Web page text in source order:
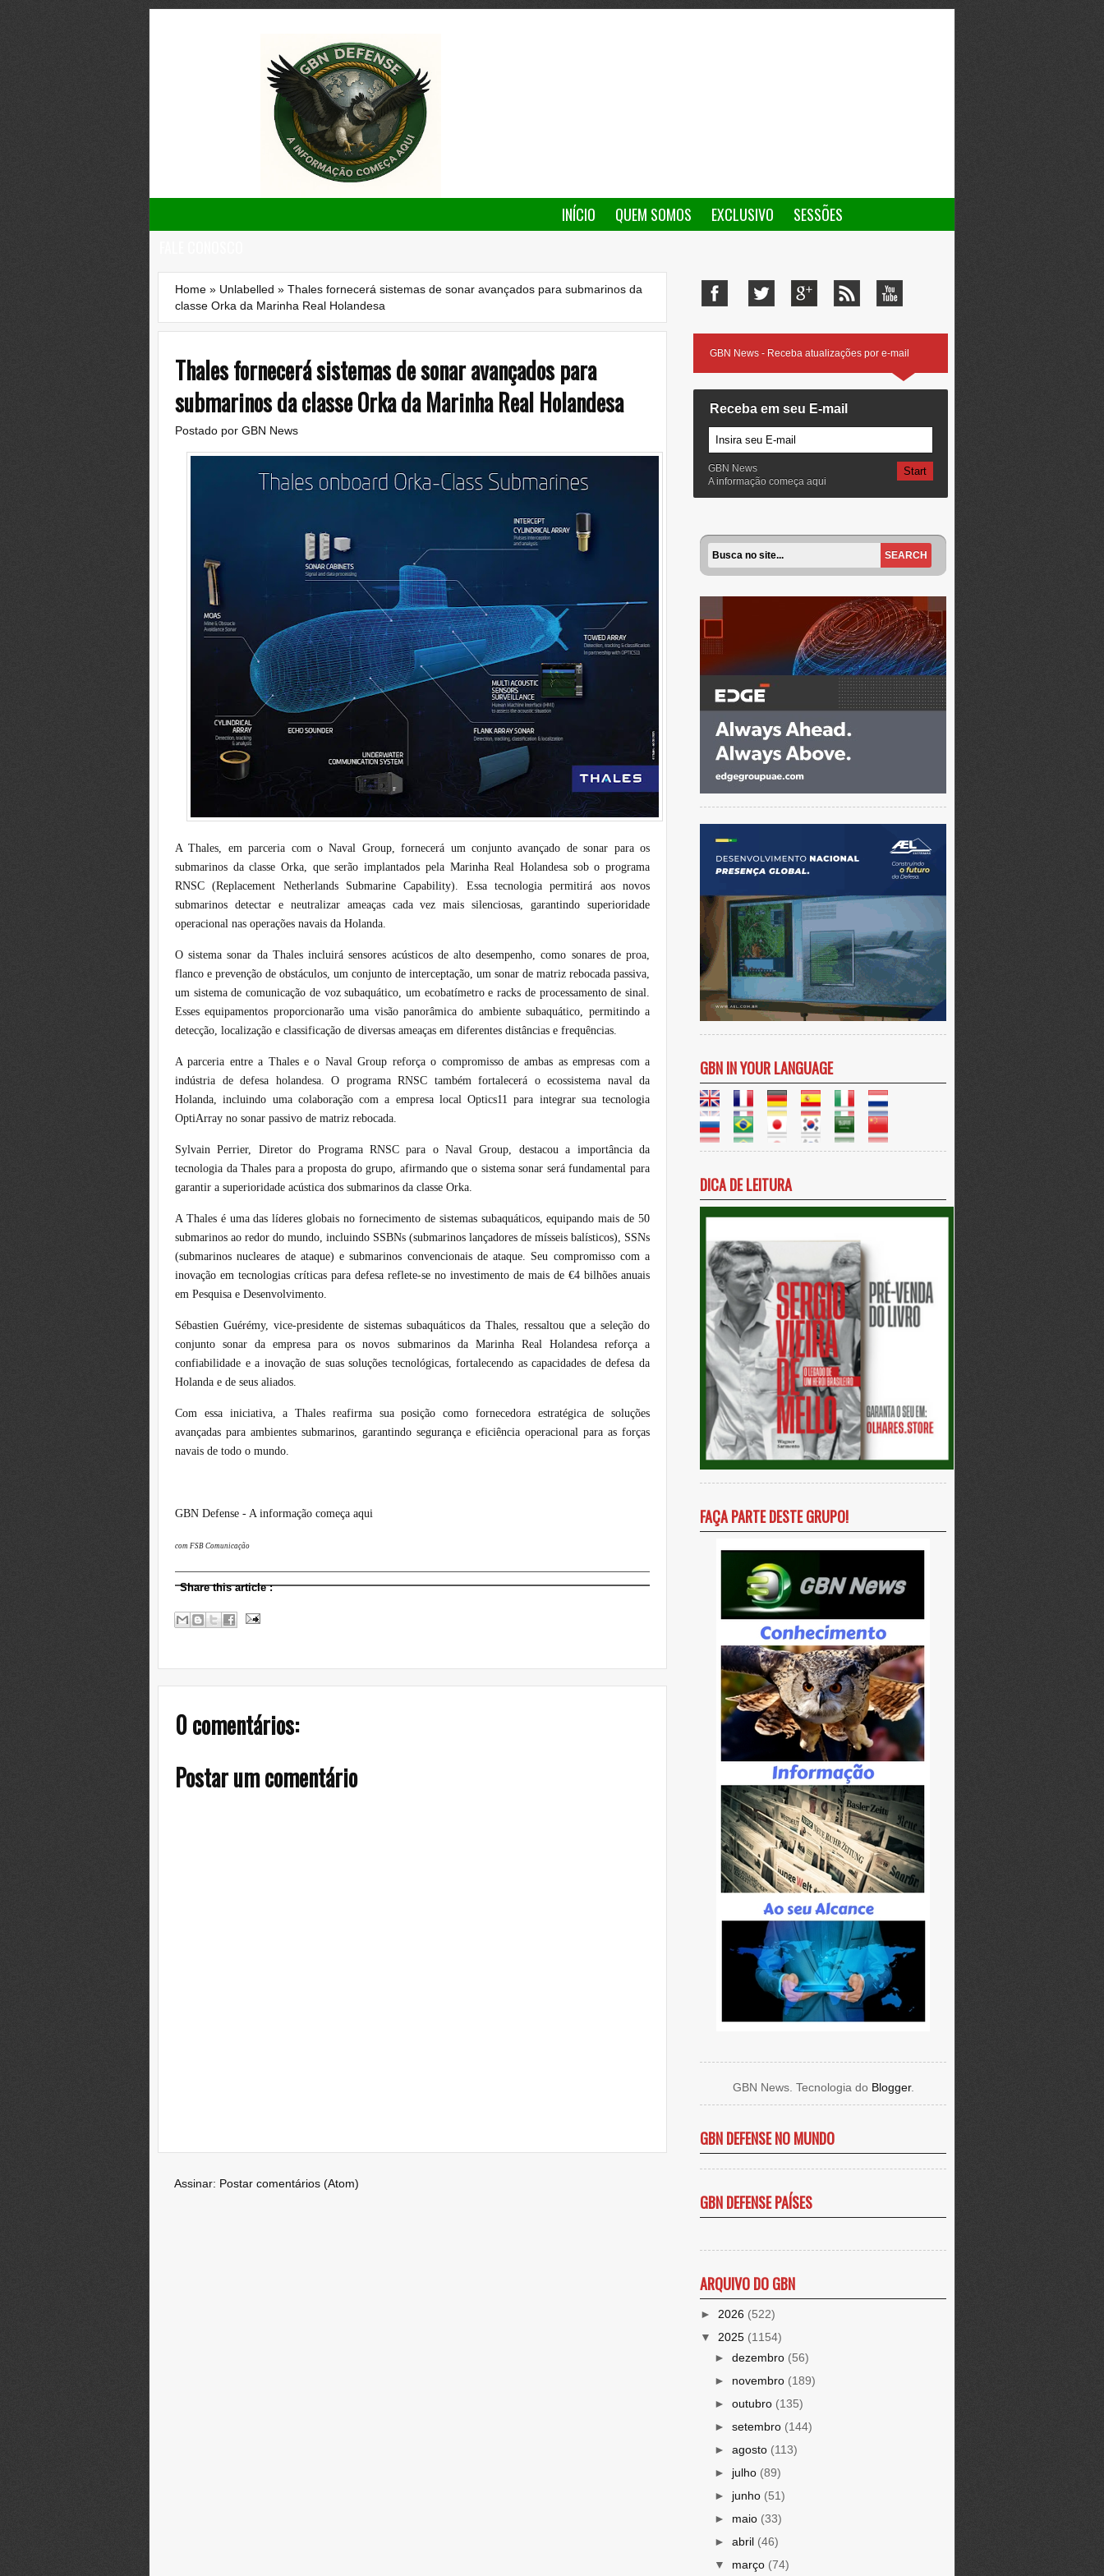
INÍCIO QUEM SOMOS EXCLUSIVO
SESSÕES
Home » Unlabelled » Thales fornecerá sistemas de sonar avançados para submarinos da
classe Orka da Marinha Real Holandesa
Thales fornecerá sistemas de sonar avançados para
submarinos da classe Orka da Marinha Real Holandesa
Postado por GBN News
A Thales, em parceria com o Naval Group, fornecerá um conjunto avançado de sonar para os
submarinos da classe Orka, que serão implantados pela Marinha Real Holandesa sob o programa
RNSC (Replacement Netherlands Submarine Capability). Essa tecnologia permitirá aos novos
submarinos detectar e neutralizar ameaças cada vez mais silenciosas, garantindo superioridade
operacional nas operações navais da Holanda.
O sistema sonar da Thales incluirá sensores acústicos de alto desempenho, como sonares de proa,
flanco e prevenção de obstáculos, um conjunto de interceptação, um sonar de matriz rebocada passiva,
um sistema de comunicação de voz subaquático, um ecobatímetro e racks de processamento de sinal.
Esses equipamentos proporcionarão uma visão panorâmica do ambiente subaquático, permitindo a
detecção, localização e classificação de diversas ameaças em diferentes distâncias e frequências.
A parceria entre a Thales e o Naval Group reforça o compromisso de ambas as empresas com a
indústria de defesa holandesa. O programa RNSC também fortalecerá o ecossistema naval da
Holanda, incluindo uma colaboração com a empresa local Optics11 para integrar sua tecnologia
OptiArray no sonar passivo de matriz rebocada.
Sylvain Perrier, Diretor do Programa RNSC para o Naval Group, destacou a importância da
tecnologia da Thales para a proposta do grupo, afirmando que o sistema sonar será fundamental para
garantir a superioridade acústica dos submarinos da classe Orka.
A Thales é uma das líderes globais no fornecimento de sistemas subaquáticos, equipando mais de 50
submarinos ao redor do mundo, incluindo SSBNs (submarinos lançadores de mísseis balísticos), SSNs
(submarinos nucleares de ataque) e submarinos convencionais de ataque. Seu compromisso com a
inovação em tecnologias críticas para defesa reflete-se no investimento de mais de €4 bilhões anuais
em Pesquisa e Desenvolvimento.
Sébastien Guérémy, vice-presidente de sistemas subaquáticos da Thales, ressaltou que a seleção do
conjunto sonar da empresa para os novos submarinos da Marinha Real Holandesa reforça a
confiabilidade e a inovação de suas soluções tecnológicas, fortalecendo as capacidades de defesa da
Holanda e de seus aliados.
Com essa iniciativa, a Thales reafirma sua posição como fornecedora estratégica de soluções
avançadas para ambientes submarinos, garantindo segurança e eficiência operacional para as forças
navais de todo o mundo.
GBN Defense - A informação começa aqui
com FSB Comunicação
Share this article:
0 comentários:
Postar um comentário
Assinar: Postar comentários (Atom)
GBN News - Receba atualizações por e-mail
Receba em seu E-mail
GBN News
A informação começa aqui
GBN IN YOUR LANGUAGE
DICA DE LEITURA
FAÇA PARTE DESTE GRUPO!
GBN News. Tecnologia do Blogger.
GBN DEFENSE NO MUNDO
GBN DEFENSE PAÍSES
ARQUIVO DO GBN
► 2026 (522)
▼ 2025 (1154)
► dezembro (56)
► novembro (189)
► outubro (135)
► setembro (144)
► agosto (113)
► julho (89)
► junho (51)
► maio (33)
► abril (46)
▼ março (74)